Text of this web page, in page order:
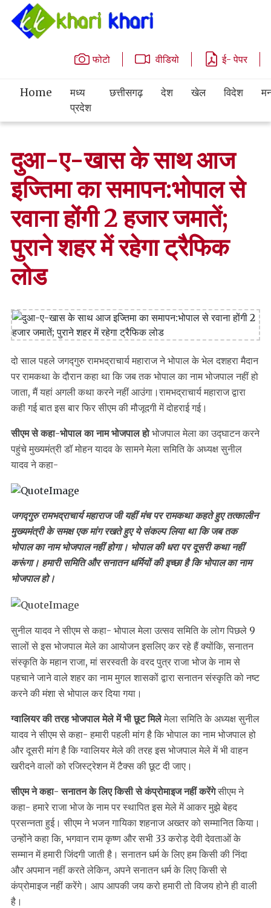
फोटो वीडियो ई- पेपर
Home
मध्य
प्रदेश
छत्तीसगढ़ देश खेल विदेश
दुआ-ए-खास के साथ आज
इज्तिमा का समापन:भोपाल से
रवाना होंगी 2 हजार जमातें;
पुराने शहर में रहेगा ट्रैफिक
लोड
दो साल पहले जगद्गुरु रामभद्राचार्य महाराज ने भोपाल के भेल दशहरा मैदान
पर रामकथा के दौरान कहा था कि जब तक भोपाल का नाम भोजपाल नहीं हो
जाता, मैं यहां अगली कथा करने नहीं आउंगा।रामभद्राचार्य महाराज द्वारा
कही गई बात इस बार फिर सीएम की मौजूदगी में दोहराई गई।
सीएम से कहा-भोपाल का नाम भोजपाल होभोजपाल मेला का उद्घाटन करने
पहुंचे मुख्यमंत्री डॉ मोहन यादव के सामने मेला समिति के अध्यक्ष सुनील
यादव ने कहा-
जगद्गुरु रामभद्राचार्य महाराज जी यहीं मंच पर रामकथा कहते हुए तत्कालीन
मुख्यमंत्री के समक्ष एक मांग रखते हुए ये संकल्प लिया था कि जब तक
भोपाल का नाम भोजपाल नहीं होगा। भोपाल की धरा पर दूसरी कथा नहीं
करूंगा। हमारी समिति और सनातन धर्मियों की इच्छा है कि भोपाल का नाम
भोजपाल हो।
सुनील यादव ने सीएम से कहा- भोपाल मेला उत्सव समिति के लोग पिछले 9
सालों से इस भोजपाल मेले का आयोजन इसलिए कर रहे हैं क्योंकि, सनातन
संस्कृति के महान राजा, मां सरस्वती के वरद पुत्र राजा भोज के नाम से
पहचाने जाने वाले शहर का नाम मुगल शासकों द्वारा सनातन संस्कृति को नष्ट
करने की मंशा से भोपाल कर दिया गया।
ग्वालियर की तरह भोजपाल मेले में भी छूट मिलेमेला समिति के अध्यक्ष सुनील
यादव ने सीएम से कहा- हमारी पहली मांग है कि भोपाल का नाम भोजपाल हो
और दूसरी मांग है कि ग्वालियर मेले की तरह इस भोजपाल मेले में भी वाहन
खरीदने वालों को रजिस्ट्रेशन में टैक्स की छूट दी जाए।
सीएम ने कहा- सनातन के लिए किसी से कंप्रोमाइज नहीं करेंगेसीएम ने
कहा- हमारे राजा भोज के नाम पर स्थापित इस मेले में आकर मुझे बेहद
प्रसन्नता हुई। सीएम ने भजन गायिका शहनाज अख्तर को सम्मानित किया।
उन्होंने कहा कि, भगवान राम कृष्ण और सभी 33 करोड़ देवी देवताओं के
सम्मान में हमारी जिंदगी जाती है। सनातन धर्म के लिए हम किसी की निंदा
और अपमान नहीं करते लेकिन, अपने सनातन धर्म के लिए किसी से
कंप्रोमाइज नहीं करेंगे। आप आपकी जय करो हमारी तो विजय होने ही वाली
है।